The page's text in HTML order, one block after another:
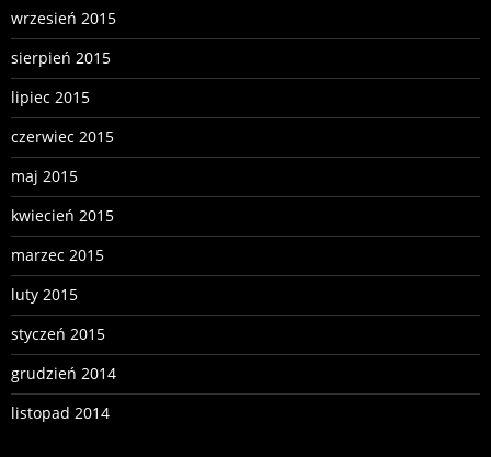
wrzesień 2015
sierpień 2015
lipiec 2015
czerwiec 2015
maj 2015
kwiecień 2015
marzec 2015
luty 2015
styczeń 2015
grudzień 2014
listopad 2014